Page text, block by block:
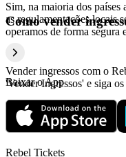
Sim, na maioria dos países
as regulamentações locais
operamos de forma segura
Como vender
Vender ingressos com o
'Vender Ingressos' e siga os
Baixar o App
Rebel Tickets